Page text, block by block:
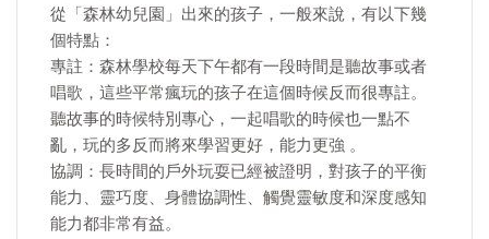
從「森林幼兒園」出來的孩子，一般來說，有以下幾
個特點：
專註：森林學校每天下午都有一段時間是聽故事或者
唱歌，這些平常瘋玩的孩子在這個時候反而很專註。
聽故事的時候特別專心，一起唱歌的時候也一點不
亂，玩的多反而將來學習更好，能力更強 。
協調：長時間的戶外玩耍已經被證明，對孩子的平衡
能力、靈巧度、身體協調性、觸覺靈敏度和深度感知
能力都非常有益。